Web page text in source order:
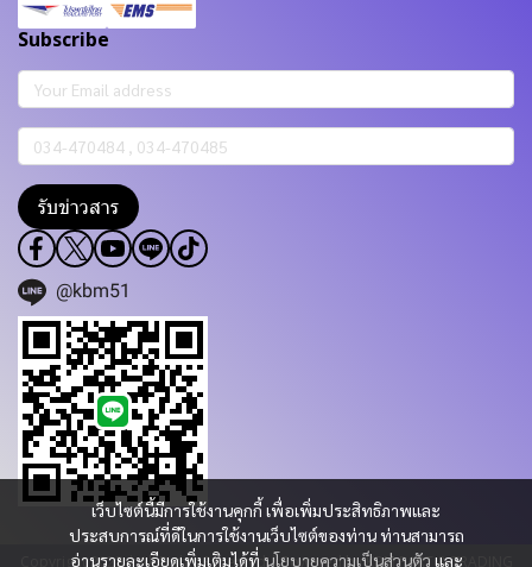
เว็บไซต์นี้มีการใช้งานคุกกี้ เพื่อเพิ่มประสิทธิภาพและ
ประสบการณ์ที่ดีในการใช้งานเว็บไซต์ของท่าน ท่านสามารถ
อ่านรายละเอียดเพิ่มเติมได้ที่ นโยบายความเป็นส่วนตัว และ
Subscribe
รับข่าวสาร
@kbm51
Copyright 2023 | All Rights Reserved | Powered by KBM PART & TRADING